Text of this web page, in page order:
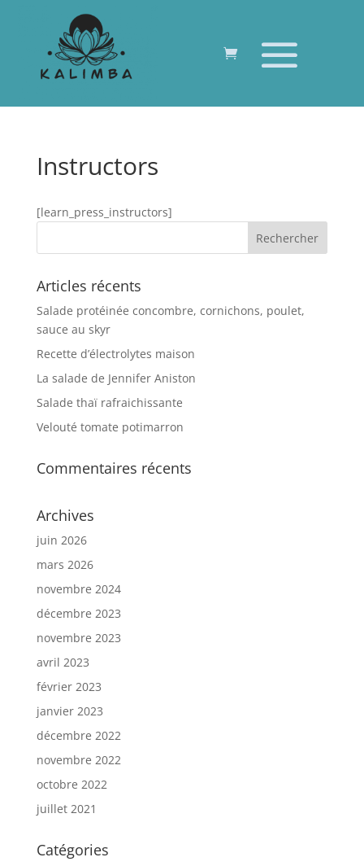
Instructors
[learn_press_instructors]
Articles récents
Salade protéinée concombre, cornichons, poulet,
sauce au skyr
Recette d’électrolytes maison
La salade de Jennifer Aniston
Salade thaï rafraichissante
Velouté tomate potimarron
Commentaires récents
Archives
juin 2026
mars 2026
novembre 2024
décembre 2023
novembre 2023
avril 2023
février 2023
janvier 2023
décembre 2022
novembre 2022
octobre 2022
juillet 2021
Catégories